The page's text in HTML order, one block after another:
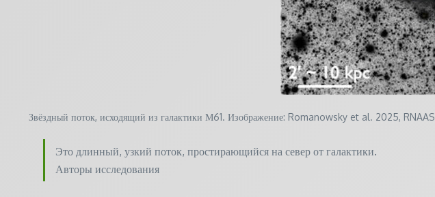
Звёздный поток, исходящий из галактики М61. Изображение: Romanowsky et al. 2025, RNAAS
Это длинный, узкий поток, простирающийся на север от галактики.
Авторы исследования